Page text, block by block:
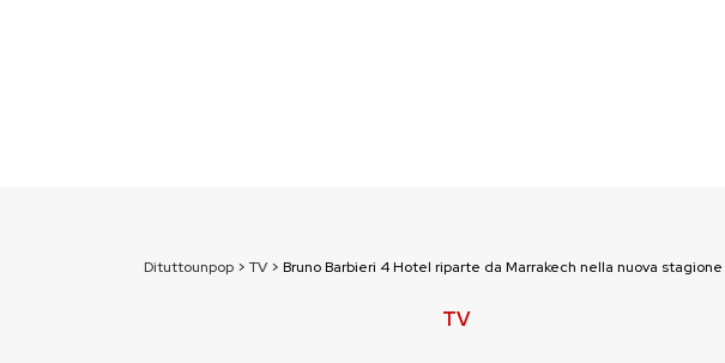
Dituttounpop > TV > Bruno Barbieri 4 Hotel riparte da Marrakech nella nuova stagione
TV